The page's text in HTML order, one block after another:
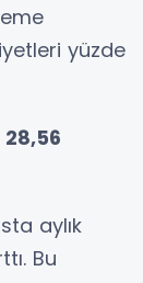
yüzde
28,56
aylık
Bu